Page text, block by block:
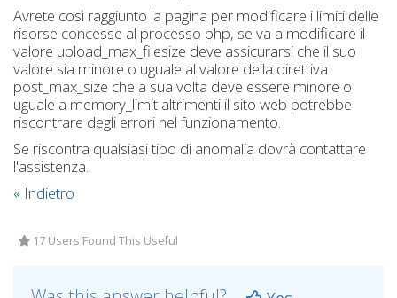
Avrete così raggiunto la pagina per modificare i limiti delle
risorse concesse al processo php, se va a modificare il
valore upload_max_filesize deve assicurarsi che il suo
valore sia minore o uguale al valore della direttiva
post_max_size che a sua volta deve essere minore o
uguale a memory_limit altrimenti il sito web potrebbe
riscontrare degli errori nel funzionamento.
Se riscontra qualsiasi tipo di anomalia dovrà contattare
l'assistenza.
« Indietro
17 Users Found This Useful